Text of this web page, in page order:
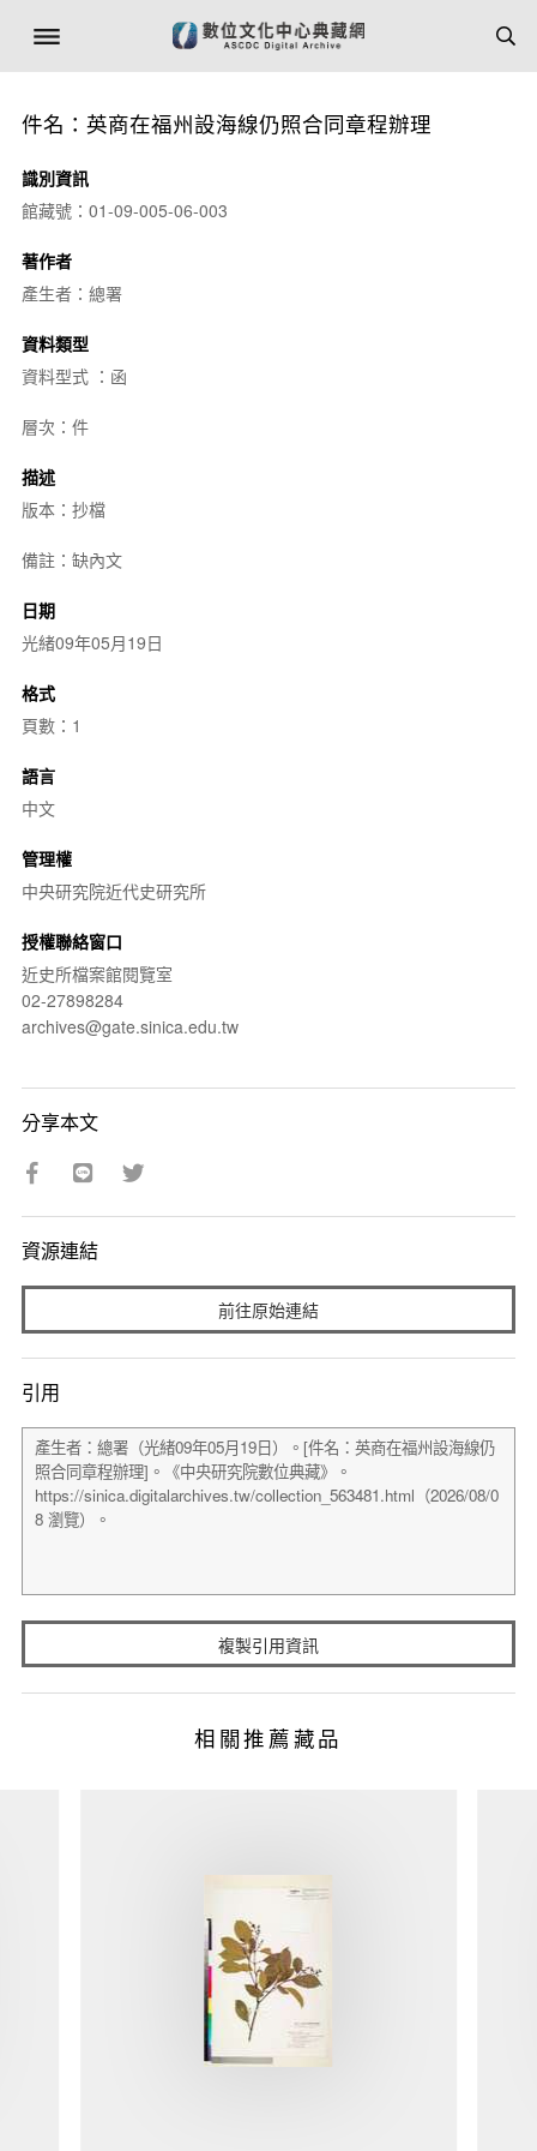
件名：英商在福州設海線仍照合同章程辦理
識別資訊
館藏號：01-09-005-06-003
著作者
產生者：總署
資料類型
資料型式 ：函
層次：件
描述
版本：抄檔
備註：缺內文
日期
光緒09年05月19日
格式
頁數：1
語言
中文
管理權
中央研究院近代史研究所
授權聯絡窗口
近史所檔案館閱覽室
02-27898284
archives@gate.sinica.edu.tw
分享本文
資源連結
前往原始連結
引用
複製引用資訊
相關推薦藏品